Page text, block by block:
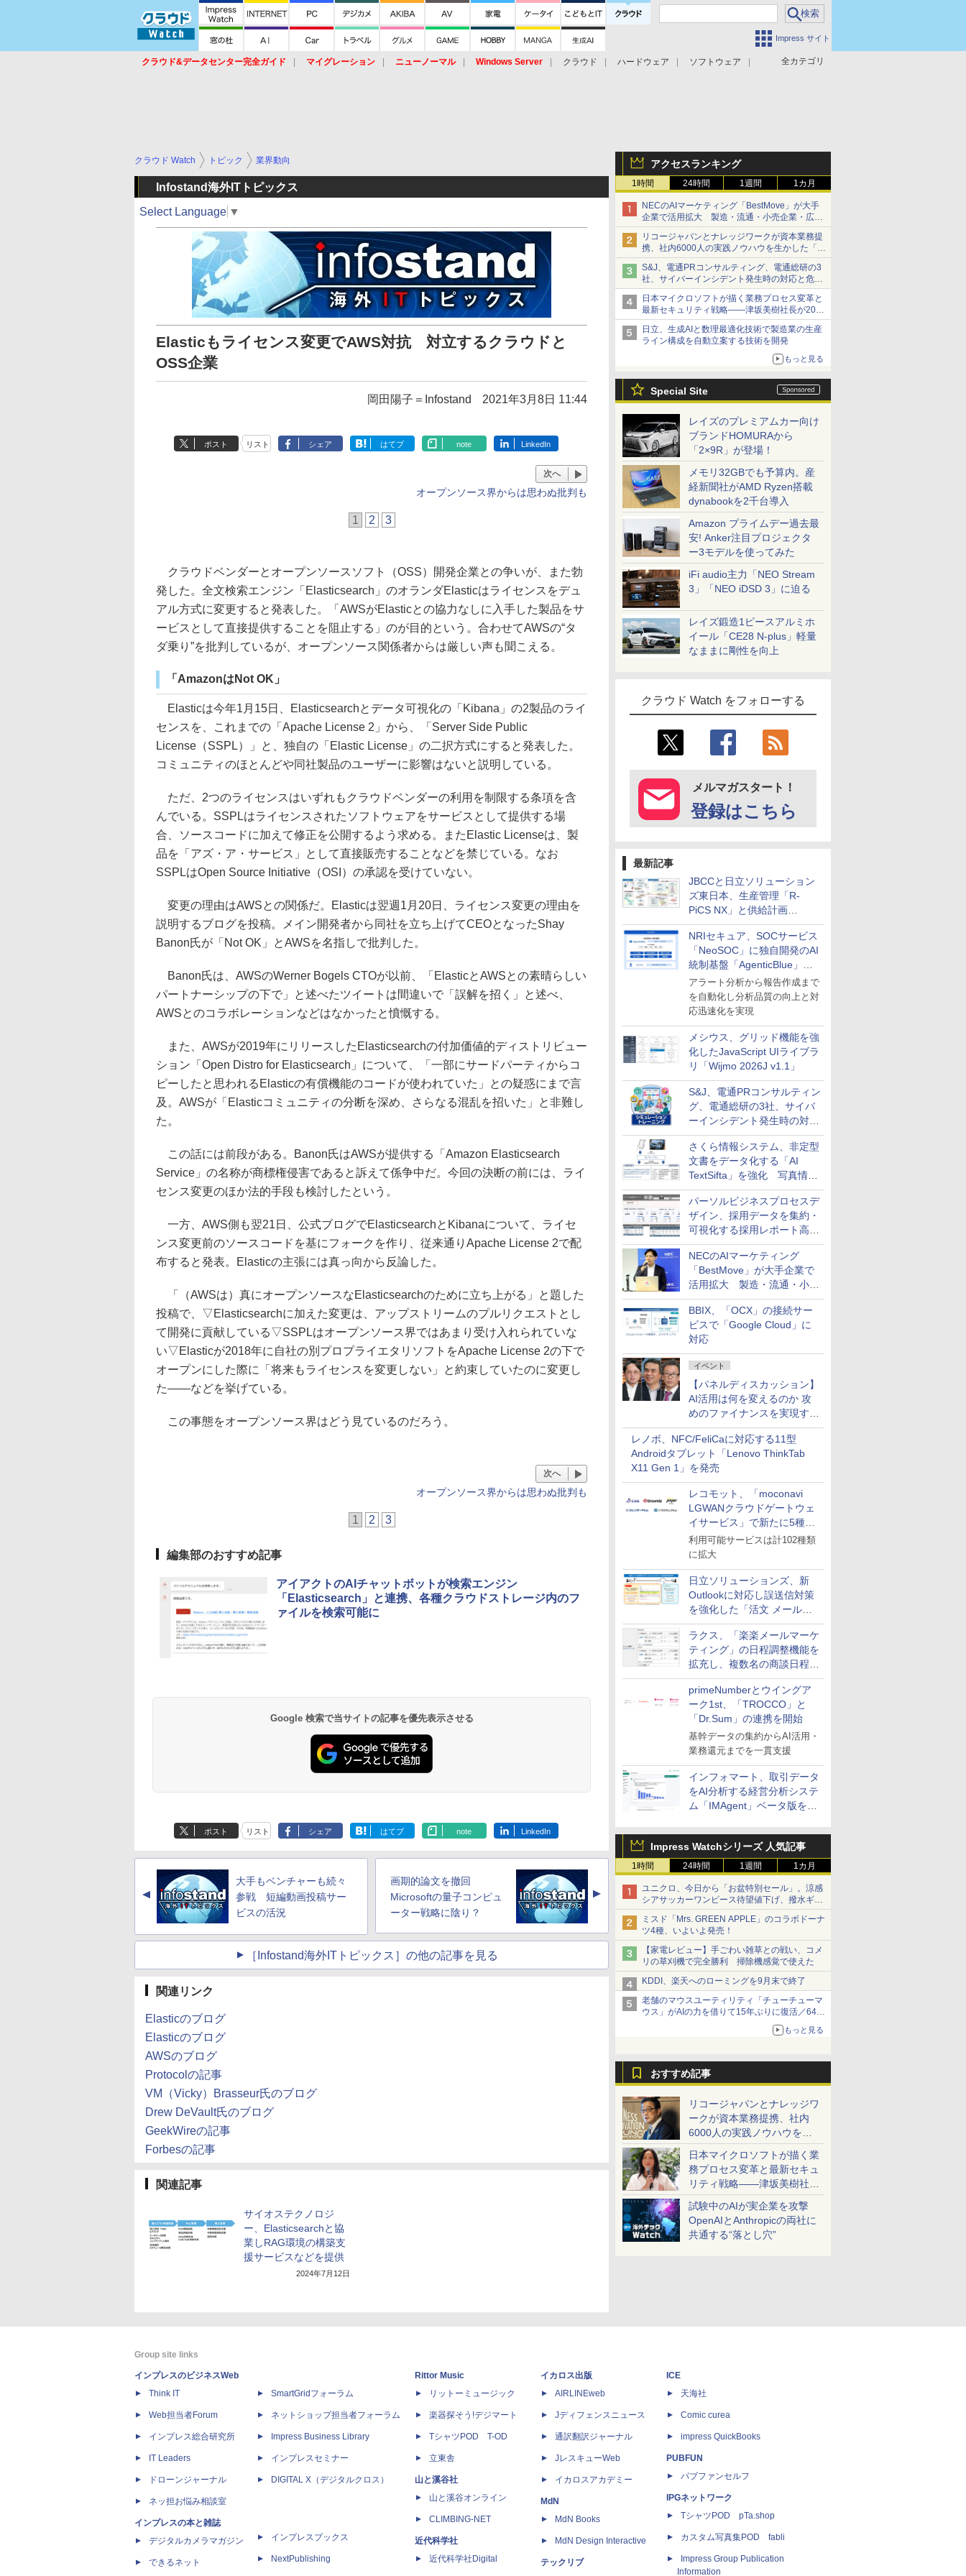
Impress サイト
全カテゴリ
クラウド&データセンター完全ガイド マイグレーション ニューノーマル Windows Server クラウド ハードウェア
ソフトウェア
アクセスランキング
1時間 24時間 1週間 1カ月
NECのAIマーケティング「BestMove」が大手
企業で活用拡大 製造・流通・小売企業・広告
代理店などが実装フェーズへ
リコージャパンとナレッジワークが資本業務提
携、社内6000人の実践ノウハウを生かした「AI
商談記録 for RICOH」を展開へ
S&J、電通PRコンサルティング、電通総研の3
社、サイバーインシデント発生時の対応と危機
管理広報を一体的に訓練するプログラムを提供
日本マイクロソフトが描く業務プロセス変革と
最新セキュリティ戦略――津坂美樹社長が2027
年度戦略を説明
日立、生成AIと数理最適化技術で製造業の生産
ライン構成を自動立案する技術を開発
もっと見る
Special Site
レイズのプレミアムカー向け
ブランドHOMURAから
「2×9R」が登場！
メモリ32GBでも予算内。産
経新聞社がAMD Ryzen搭載
dynabookを2千台導入
Amazon プライムデー過去最
安! Anker注目プロジェクタ
ー3モデルを使ってみた
iFi audio主力「NEO Stream
3」「NEO iDSD 3」に迫る
レイズ鍛造1ピースアルミホ
イール「CE28 N-plus」軽量
なままに剛性を向上
クラウド Watch をフォローする
メルマガスタート！
登録はこちら
最新記事
JBCCと日立ソリューション
ズ東日本、生産管理「R-
PiCS NX」と供給計画
「scSQUARE ISP」の連携サ
ービスを提供開始
NRIセキュア、SOCサービス
「NeoSOC」に独自開発のAI
統制基盤「AgenticBlue」を
導入
アラート分析から報告作成まで
を自動化し分析品質の向上と対
応迅速化を実現
メシウス、グリッド機能を強
化したJavaScript UIライブラ
リ「Wijmo 2026J v1.1」
S&J、電通PRコンサルティン
グ、電通総研の3社、サイバ
ーインシデント発生時の対応
と危機管理広報を一体的に訓
練するプログラムを提供
さくら情報システム、非定型
文書をデータ化する「AI
TextSifta」を強化 写真情報
のデータ化などに対応
パーソルビジネスプロセスデ
ザイン、採用データを集約・
可視化する採用レポート高速
化サービスを提供
NECのAIマーケティング
「BestMove」が大手企業で
活用拡大 製造・流通・小売
企業・広告代理店などが実装
フェーズへ
BBIX、「OCX」の接続サー
ビスで「Google Cloud」に
対応
イベント
【パネルディスカッション】
AI活用は何を変えるのか 攻
めのファイナンスを実現する
業務設計とマインドセット変
革
レノボ、NFC/FeliCaに対応する11型
Androidタブレット「Lenovo ThinkTab
X11 Gen 1」を発売
レコモット、「moconavi
LGWANクラウドゲートウェ
イサービス」で新たに5種類
のサービスと連携開始
利用可能サービスは計102種類
に拡大
日立ソリューションズ、新
Outlookに対応し誤送信対策
を強化した「活文 メール誤
送信防止アドインサービス」
を提供
ラクス、「楽楽メールマーケ
ティング」の日程調整機能を
拡充し、複数名の商談日程調
整を効率化
primeNumberとウイングア
ーク1st、「TROCCO」と
「Dr.Sum」の連携を開始
基幹データの集約からAI活用・
業務還元までを一貫支援
インフォマート、取引データ
をAI分析する経営分析システ
ム「IMAgent」ベータ版を提
Impress Watchシリーズ 人気記事
1時間 24時間 1週間 1カ月
ユニクロ、今日から「お盆特別セール」。涼感
シアサッカーワンピース待望値下げ、撥水ギア
ショーツは1990円に
ミスド「Mrs. GREEN APPLE」のコラボドーナ
ツ4種、いよいよ発売！
【家電レビュー】手ごわい雑草との戦い、コメ
リの草刈機で完全勝利 掃除機感覚で使えた
KDDI、楽天へのローミングを9月末で終了
老舗のマウスユーティリティ「チューチューマ
ウス」がAIの力を借りて15年ぶりに復活／64bit
化、Windows 10/11、「Chrome」も走り回
る。復活記念で2026年末まで500円
もっと見る
おすすめ記事
リコージャパンとナレッジワ
ークが資本業務提携、社内
6000人の実践ノウハウを生
かした「AI商談記録 for
RICOH」を展開へ
日本マイクロソフトが描く業
務プロセス変革と最新セキュ
リティ戦略――津坂美樹社長
が2027年度戦略を説明
試験中のAIが実企業を攻撃
OpenAIとAnthropicの両社に
共通する“落とし穴”
クラウド Watch トピック 業界動向
Infostand海外ITトピックス
Select Language ▼
Elasticもライセンス変更でAWS対抗 対立するクラウドと
OSS企業
岡田陽子＝Infostand 2021年3月8日 11:44
ポスト リスト シェア はてブ note LinkedIn
次へ
オープンソース界からは思わぬ批判も
1 2 3
クラウドベンダーとオープンソースソフト（OSS）開発企業との争いが、また勃
発した。全文検索エンジン「Elasticsearch」のオランダElasticはライセンスをデュ
アル方式に変更すると発表した。「AWSがElasticとの協力なしに入手した製品をサ
ービスとして直接提供することを阻止する」のが目的という。合わせてAWSの“タ
ダ乗り”を批判しているが、オープンソース関係者からは厳しい声も聞こえる。
「AmazonはNot OK」
Elasticは今年1月15日、Elasticsearchとデータ可視化の「Kibana」の2製品のライ
センスを、これまでの「Apache License 2」から、「Server Side Public
License（SSPL）」と、独自の「Elastic License」の二択方式にすると発表した。
コミュニティのほとんどや同社製品のユーザーに影響はないと説明している。
ただ、2つのライセンスはいずれもクラウドベンダーの利用を制限する条項を含
んでいる。SSPLはライセンスされたソフトウェアをサービスとして提供する場
合、ソースコードに加えて修正を公開するよう求める。またElastic Licenseは、製
品を「アズ・ア・サービス」として直接販売することなどを禁じている。なお
SSPLはOpen Source Initiative（OSI）の承認を受けていない。
変更の理由はAWSとの関係だ。Elasticは翌週1月20日、ライセンス変更の理由を
説明するブログを投稿。メイン開発者から同社を立ち上げてCEOとなったShay
Banon氏が「Not OK」とAWSを名指しで批判した。
Banon氏は、AWSのWerner Bogels CTOが以前、「ElasticとAWSとの素晴らしい
パートナーシップの下で」と述べたツイートは間違いで「誤解を招く」と述べ、
AWSとのコラボレーションなどはなかったと憤慨する。
また、AWSが2019年にリリースしたElasticsearchの付加価値的ディストリビュー
ション「Open Distro for Elasticsearch」について、「一部にサードパーティからコ
ピーしたと思われるElasticの有償機能のコードが使われていた」との疑惑にまで言
及。AWSが「Elasticコミュニティの分断を深め、さらなる混乱を招いた」と非難し
た。
この話には前段がある。Banon氏はAWSが提供する「Amazon Elasticsearch
Service」の名称が商標権侵害であると訴えて係争中だ。今回の決断の前には、ライ
センス変更のほか法的手段も検討したという。
一方、AWS側も翌21日、公式ブログでElasticsearchとKibanaについて、ライセ
ンス変更前のソースコードを基にフォークを作り、従来通りApache License 2で配
布すると発表。Elasticの主張には真っ向から反論した。
「（AWSは）真にオープンソースなElasticsearchのために立ち上がる」と題した
投稿で、▽Elasticsearchに加えた変更は、アップストリームのプルリクエストとし
て開発に貢献している▽SSPLはオープンソース界ではあまり受け入れられていな
い▽Elasticが2018年に自社の別プロプライエタリソフトをApache License 2の下で
オープンにした際に「将来もライセンスを変更しない」と約束していたのに変更し
た――などを挙げている。
この事態をオープンソース界はどう見ているのだろう。
次へ
オープンソース界からは思わぬ批判も
1 2 3
編集部のおすすめ記事
アイアクトのAIチャットボットが検索エンジン
「Elasticsearch」と連携、各種クラウドストレージ内のフ
ァイルを検索可能に
Google 検索で当サイトの記事を優先表示させる
ポスト リスト シェア はてブ note LinkedIn
▲
大手もベンチャーも続々
参戦 短編動画投稿サー
ビスの活況
画期的論文を撤回
Microsoftの量子コンピュ
ーター戦略に陰り？
▲
［Infostand海外ITトピックス］の他の記事を見る
関連リンク
Elasticのブログ
Elasticのブログ
AWSのブログ
Protocolの記事
VM（Vicky）Brasseur氏のブログ
Drew DeVault氏のブログ
GeekWireの記事
Forbesの記事
関連記事
サイオステクノロジ
ー、Elasticsearchと協
業しRAG環境の構築支
援サービスなどを提供
2024年7月12日
Group site links
インプレスのビジネスWeb
Think IT
Web担当者Forum
インプレス総合研究所
IT Leaders
ドローンジャーナル
ネッ担お悩み相談室
インプレスの本と雑誌
デジタルカメラマガジン
できるネット
SmartGridフォーラム
ネットショップ担当者フォーラム
Impress Business Library
インプレスセミナー
DIGITAL X（デジタルクロス）
インプレスブックス
NextPublishing
Rittor Music
リットーミュージック
楽器探そう!デジマート
TシャツPOD T-OD
立東舎
山と溪谷社
山と溪谷オンライン
CLIMBING-NET
近代科学社
近代科学社Digital
イカロス出版
AIRLINEweb
Jディフェンスニュース
通訳翻訳ジャーナル
JレスキューWeb
イカロスアカデミー
MdN
MdN Books
MdN Design Interactive
テックリブ
ICE
天海社
Comic curea
impress QuickBooks
PUBFUN
パブファンセルフ
IPGネットワーク
TシャツPOD pTa.shop
カスタム写真集POD fabli
Impress Group Publication
Information